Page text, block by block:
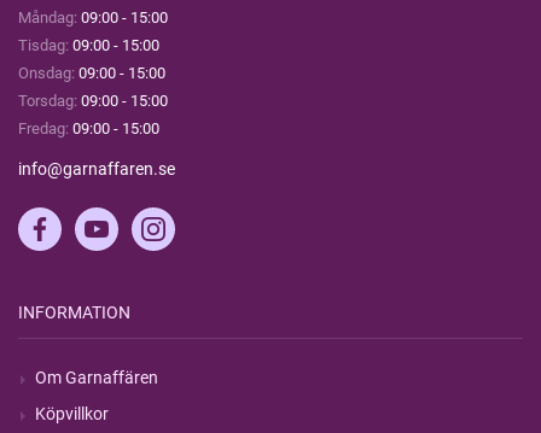
Måndag: 09:00 - 15:00
Tisdag: 09:00 - 15:00
Onsdag: 09:00 - 15:00
Torsdag: 09:00 - 15:00
Fredag: 09:00 - 15:00
info@garnaffaren.se
INFORMATION
Om Garnaffären
Köpvillkor